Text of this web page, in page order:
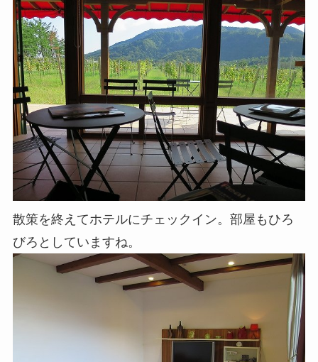
散策を終えてホテルにチェックイン。部屋もひろ
びろとしていますね。